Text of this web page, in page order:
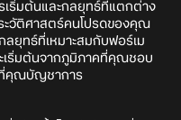
เริ่มต้นและกลยุทธ์ที่แตกต่าง
ะวัติศาสตร์คนโปรดของคุณ
ลยุทธ์ที่เหมาะสมกับฟอร์เม
ริ่มต้นจากภูมิภาคที่คุณชอบ
ที่คุณบัญชาการ